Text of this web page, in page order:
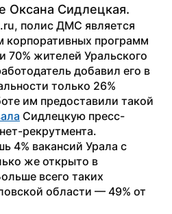
Оксана Сидлецкая.
полис ДМС является
программ
70% жителей Уральского
добавил его в
только 26%
им предоставили такой
Сидлецкую пресс-
рекрутмента.
4% вакансий Урала с
же открыто в
всего таких
области — 49% от